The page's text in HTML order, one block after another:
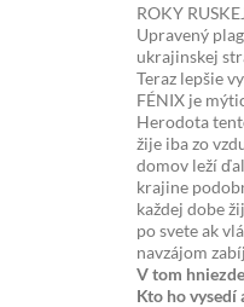
ROKY
Upravený
ukrajinskej
Teraz lepšie
FÉNIX je
Herodota
žije iba zo
domov leží
krajine
každej dobe
po svete ak
navzájom
V tom
Kto ho vysedí